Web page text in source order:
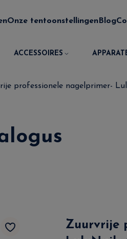
Onze tentoonstellingen Blog
ACCESSOIRES
professionele nagelprimer-
Zuurvrije